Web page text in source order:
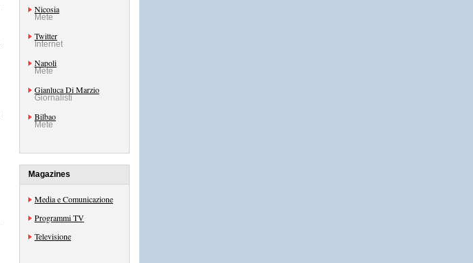
Nicosia
Mete
Twitter
Internet
Napoli
Mete
Gianluca Di Marzio
Giornalisti
Bilbao
Mete
Magazines
Media e Comunicazione
Programmi TV
Televisione